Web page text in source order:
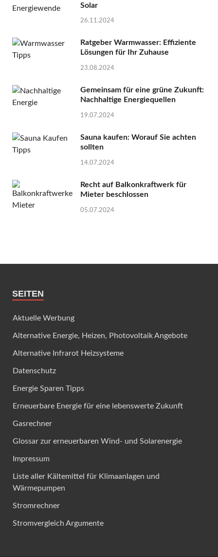
Solar
26.11.2024
Ratgeber Warmwasser: Effiziente
Lösungen für Ihr Zuhause
23.08.2024
Gemeinsam für eine grüne Zukunft:
Nachhaltige Energiequellen
19.07.2024
Sauna kaufen: Worauf Sie achten
sollten
14.07.2024
Recht auf Balkonkraftwerk für
Mieter beschlossen
05.07.2024
SEITEN
Aktuelle Werbung
Alternative Energie, Heizen, Photovoltaik Angebote
Alternative Infrarot Heizsysteme
Datenschutz
Energie Sparen Tipps
Erneuerbare Energie für eine lebenswerte Zukunft
Gasrechner
Glossar zur erneuerbaren Wind- und Solarenergie
Impressum
Liste aller Kältemittel für Klimaanlagen und
Wärmepumpen
Stromrechner
Stromvergleich Argumente